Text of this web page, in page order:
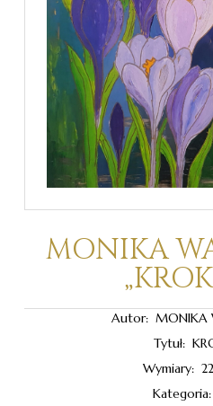
MONIKA
Autor: MONIKA
Tytuł:
Wymiary: